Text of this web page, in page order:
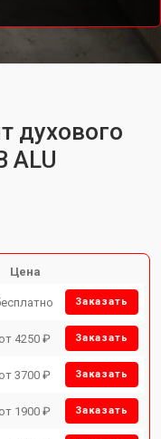
духового
ALU
Цена
Заказать
от 4250 ₽ Заказать
от 3700 ₽ Заказать
от 1900 ₽ Заказать